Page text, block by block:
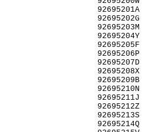
92695201A
92695202G
92695203M
92695204Y
92695205F
92695206P
92695207D
92695208X
92695209B
92695210N
92695211J
92695212Z
92695213S
92695214Q